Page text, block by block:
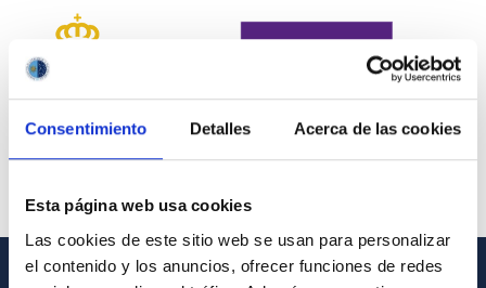
Consentimiento Detalles Acerca de las cookies
Esta página web usa cookies
Las cookies de este sitio web se usan para personalizar
el contenido y los anuncios, ofrecer funciones de redes